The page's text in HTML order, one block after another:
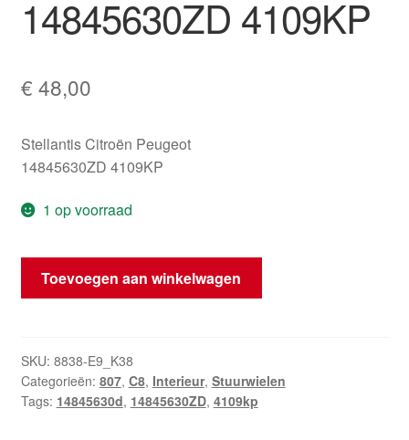
14845630ZD 4109KP
€ 48,00
Stellantis Citroën Peugeot
14845630ZD 4109KP
1 op voorraad
Stuur
Citroën
807
14845630ZD
4109KP
Toevoegen aan winkelwagen
SKU: 8838-E9_K38
Categorieën: 807, C8, Interieur, Stuurwielen
Tags: 14845630d, 14845630ZD, 4109kp